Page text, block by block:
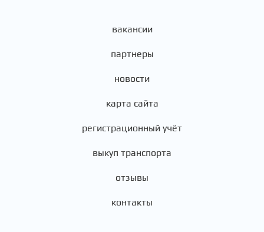
вакансии
партнеры
новости
карта сайта
регистрационный учёт
выкуп транспорта
отзывы
контакты